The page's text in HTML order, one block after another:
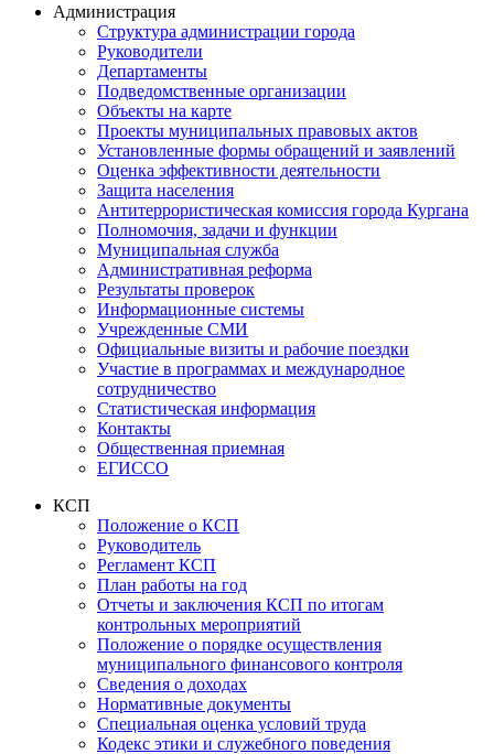
Администрация
Структура администрации города
Руководители
Департаменты
Подведомственные организации
Объекты на карте
Проекты муниципальных правовых актов
Установленные формы обращений и заявлений
Оценка эффективности деятельности
Защита населения
Антитеррористическая комиссия города Кургана
Полномочия, задачи и функции
Муниципальная служба
Административная реформа
Результаты проверок
Информационные системы
Учрежденные СМИ
Официальные визиты и рабочие поездки
Участие в программах и международное
сотрудничество
Статистическая информация
Контакты
Общественная приемная
ЕГИССО
КСП
Положение о КСП
Руководитель
Регламент КСП
План работы на год
Отчеты и заключения КСП по итогам
контрольных мероприятий
Положение о порядке осуществления
муниципального финансового контроля
Сведения о доходах
Нормативные документы
Специальная оценка условий труда
Кодекс этики и служебного поведения